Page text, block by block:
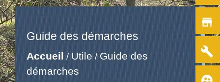
Guide des démarches
Accueil / Utile / Guide des
démarches
store
build